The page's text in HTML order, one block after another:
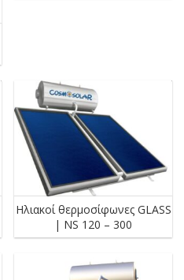
Ηλιακοί θερμοσίφωνες GLASS
| NS 120 – 300